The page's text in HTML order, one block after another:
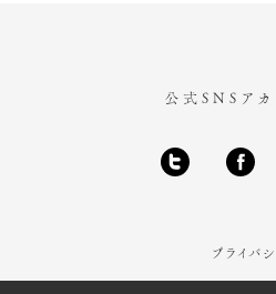
公式SNSア
プライバ